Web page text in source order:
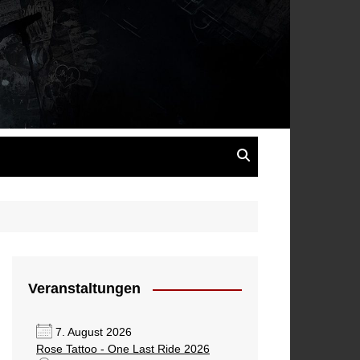
Veranstaltungen
7. August 2026
Rose Tattoo - One Last Ride 2026